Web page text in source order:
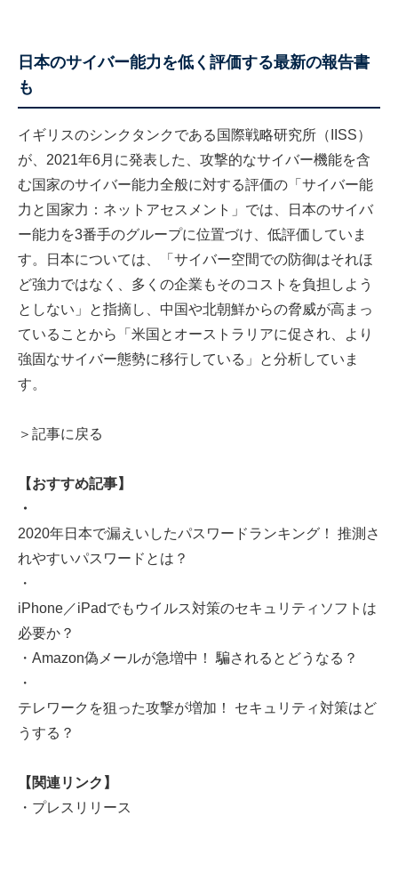
日本のサイバー能力を低く評価する最新の報告書
も
イギリスのシンクタンクである国際戦略研究所（IISS）
が、2021年6月に発表した、攻撃的なサイバー機能を含
む国家のサイバー能力全般に対する評価の「サイバー能
力と国家力：ネットアセスメント」では、日本のサイバ
ー能力を3番手のグループに位置づけ、低評価していま
す。日本については、「サイバー空間での防御はそれほ
ど強力ではなく、多くの企業もそのコストを負担しよう
としない」と指摘し、中国や北朝鮮からの脅威が高まっ
ていることから「米国とオーストラリアに促され、より
強固なサイバー態勢に移行している」と分析していま
す。
＞記事に戻る
【おすすめ記事】
・
2020年日本で漏えいしたパスワードランキング！ 推測さ
れやすいパスワードとは？
・
iPhone／iPadでもウイルス対策のセキュリティソフトは
必要か？
・ Amazon偽メールが急増中！ 騙されるとどうなる？
・
テレワークを狙った攻撃が増加！ セキュリティ対策はど
うする？
【関連リンク】
・ プレスリリース